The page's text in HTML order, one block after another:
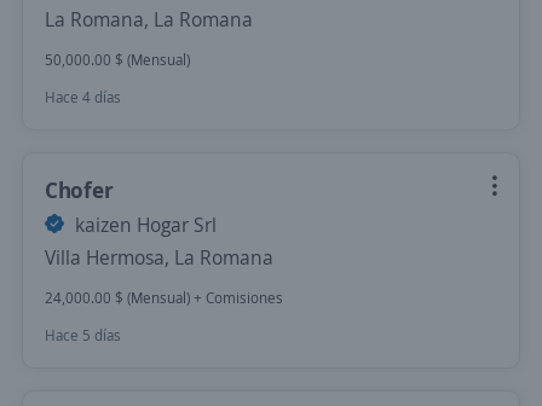
La Romana, La Romana
50,000.00 $ (Mensual)
Hace 4 días
Chofer
kaizen Hogar Srl
Villa Hermosa, La Romana
24,000.00 $ (Mensual) + Comisiones
Hace 5 días